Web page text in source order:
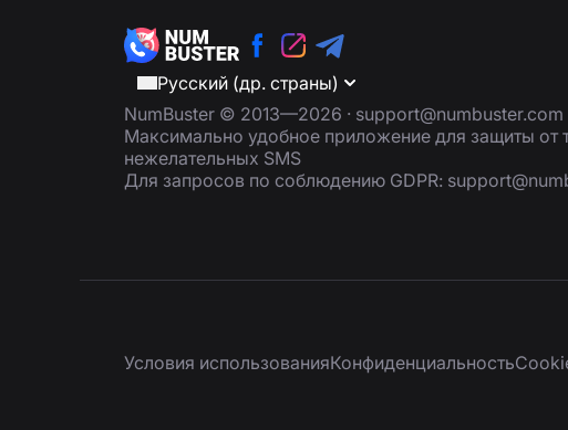
Русский (др. страны)
NumBuster © 2013—2026 · support@numbuster.com
Максимально удобное приложение для защиты
нежелательных SMS
Для запросов по соблюдению GDPR:
Условия использованияКонфиденциальность